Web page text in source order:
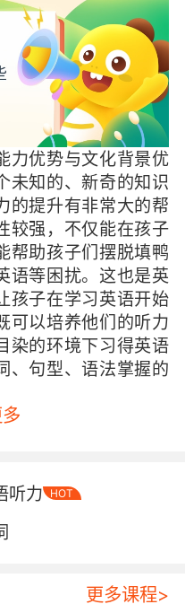
力优势与文化背景优
未知的、新奇的知识
的提升有非常大的帮
较强，不仅能在孩子
帮助孩子们摆脱填鸭
语等困扰。这也是英
孩子在学习英语开始
可以培养他们的听力
染的环境下习得英语
、句型、语法掌握的
维方式，更偏向于寓
对于学习英语是一
的以兴趣为出发点
们的学习能力，而外
听力 HOT
更多课程>